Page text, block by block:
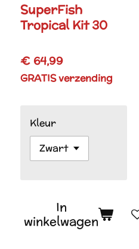
SuperFish
Tropical Kit 30
€ 64,99
GRATIS verzending
Kleur
In
winkelwagen